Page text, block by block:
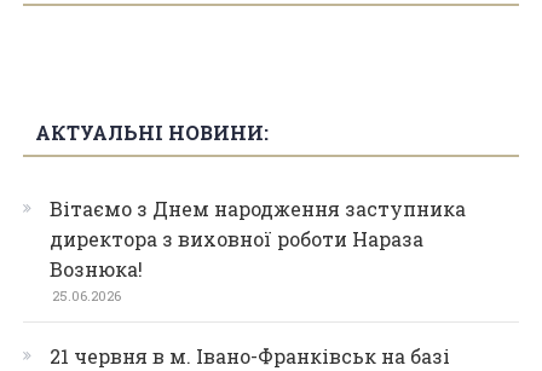
АКТУАЛЬНІ НОВИНИ:
Вітаємо з Днем народження заступника
директора з виховної роботи Нараза
Вознюка!
25.06.2026
21 червня в м. Івано-Франківськ на базі